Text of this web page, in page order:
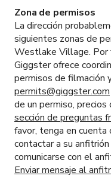
Zona de permisos
La dirección
siguientes zonas de
Westlake Village. Por
Giggster ofrece
permisos de filmación
permits@giggster.com
de un permiso,
sección de preguntas
favor, tenga en cuenta
contactar a su
comunicarse con el
Enviar mensaje al